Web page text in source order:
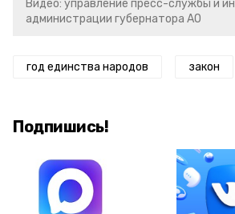
Видео: управление пресс-службы и
администрации губернатора АО
год единства народов закон
Подпишись!